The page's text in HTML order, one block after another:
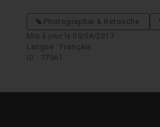
Photographie & Retouche
Mis à jour le 05/04/2017
Langue : Français
ID : 77561